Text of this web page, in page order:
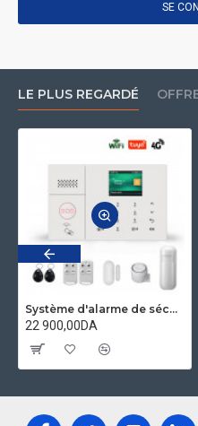
SE
LE PLUS REGARDÉ
Système d'alarme de sécurité domestique wifi GSM 4G Application tuya compatible Alexa et googleHome
22 900,00DA